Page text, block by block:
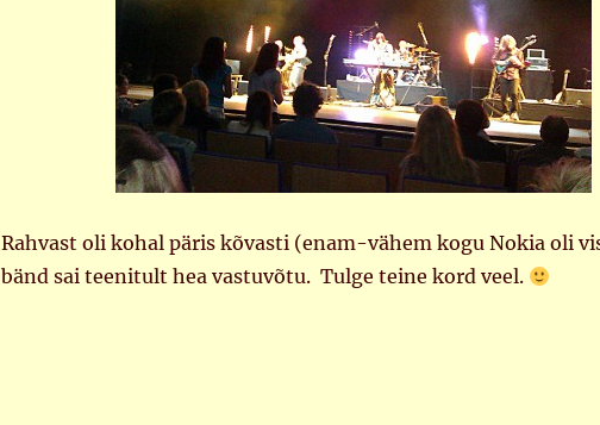
Rahvast oli kohal päris kõvasti (enam-vähem kogu Nokia oli
bänd sai teenitult hea vastuvõtu. Tulge teine kord veel.